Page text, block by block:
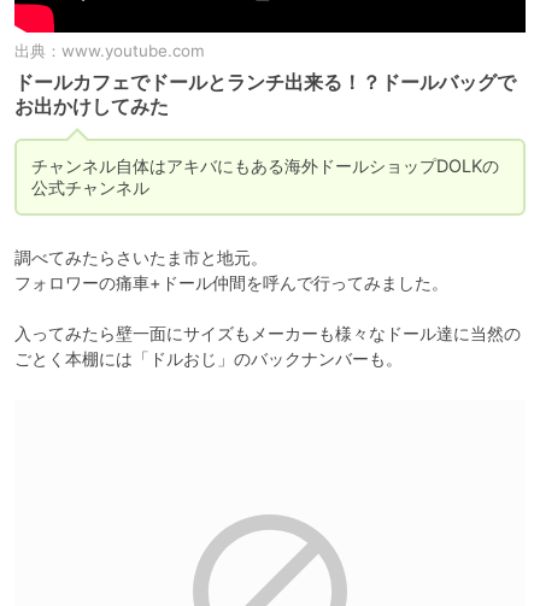
出典： www.youtube.com
ドールカフェでドールとランチ出来る！？ドールバッグで
お出かけしてみた
チャンネル自体はアキバにもある海外ドールショップDOLKの
公式チャンネル
調べてみたらさいたま市と地元。
フォロワーの痛車+ドール仲間を呼んで行ってみました。
入ってみたら壁一面にサイズもメーカーも様々なドール達に当然の
ごとく本棚には「ドルおじ」のバックナンバーも。